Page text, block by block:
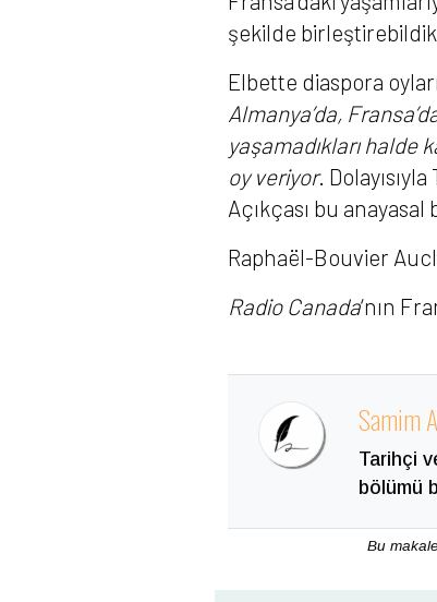
şekilde
Elbette diaspora
Almanya’da,
yaşamadıkları halde
oy veriyor.
Açıkçası bu anayasal
Raphaël-Bouvier
Radio Canada‘nın
Samim
Tarihçi
bölümü
Bu